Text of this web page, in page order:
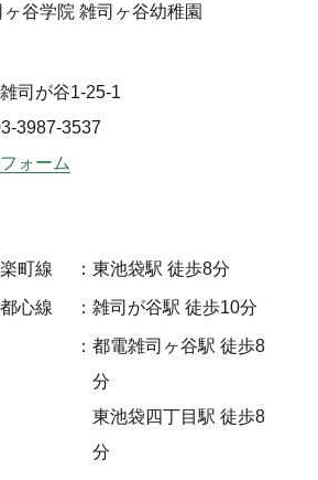
谷学院 雑司ヶ谷幼稚園
司が谷1-25-1
3987-3537
ォーム
町線 東池袋駅 徒歩8分
心線 雑司が谷駅 徒歩10分
都電雑司ヶ谷駅 徒歩8
分
東池袋四丁目駅 徒歩8
分